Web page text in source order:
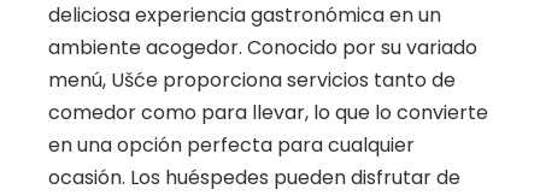
deliciosa experiencia gastronómica en un
ambiente acogedor. Conocido por su variado
menú, Ušće proporciona servicios tanto de
comedor como para llevar, lo que lo convierte
en una opción perfecta para cualquier
ocasión. Los huéspedes pueden disfrutar de